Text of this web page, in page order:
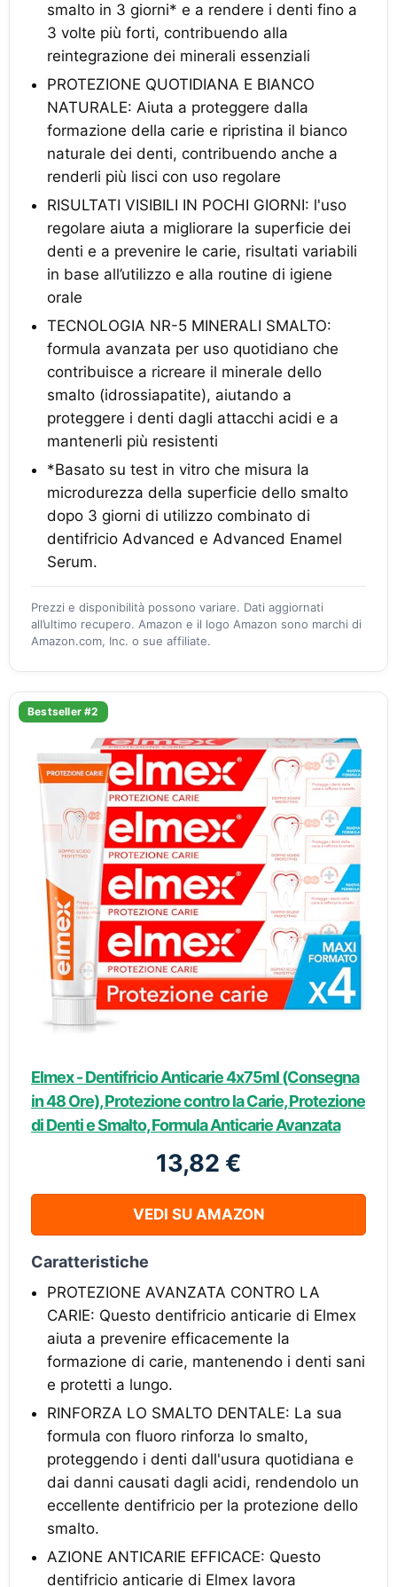
smalto in 3 giorni* e a rendere i denti fino a
3 volte più forti, contribuendo alla
reintegrazione dei minerali essenziali
PROTEZIONE QUOTIDIANA E BIANCO
NATURALE: Aiuta a proteggere dalla
formazione della carie e ripristina il bianco
naturale dei denti, contribuendo anche a
renderli più lisci con uso regolare
RISULTATI VISIBILI IN POCHI GIORNI: l'uso
regolare aiuta a migliorare la superficie dei
denti e a prevenire le carie, risultati variabili
in base all’utilizzo e alla routine di igiene
orale
TECNOLOGIA NR-5 MINERALI SMALTO:
formula avanzata per uso quotidiano che
contribuisce a ricreare il minerale dello
smalto (idrossiapatite), aiutando a
proteggere i denti dagli attacchi acidi e a
mantenerli più resistenti
*Basato su test in vitro che misura la
microdurezza della superficie dello smalto
dopo 3 giorni di utilizzo combinato di
dentifricio Advanced e Advanced Enamel
Serum.
Prezzi e disponibilità possono variare. Dati aggiornati
all’ultimo recupero. Amazon e il logo Amazon sono marchi di
Amazon.com, Inc. o sue affiliate.
Bestseller #2
Elmex - Dentifricio Anticarie 4x75ml (Consegna
in 48 Ore), Protezione contro la Carie, Protezione
di Denti e Smalto, Formula Anticarie Avanzata
13,82 €
VEDI SU AMAZON
Caratteristiche
PROTEZIONE AVANZATA CONTRO LA
CARIE: Questo dentifricio anticarie di Elmex
aiuta a prevenire efficacemente la
formazione di carie, mantenendo i denti sani
e protetti a lungo.
RINFORZA LO SMALTO DENTALE: La sua
formula con fluoro rinforza lo smalto,
proteggendo i denti dall'usura quotidiana e
dai danni causati dagli acidi, rendendolo un
eccellente dentifricio per la protezione dello
smalto.
AZIONE ANTICARIE EFFICACE: Questo
dentifricio anticarie di Elmex lavora